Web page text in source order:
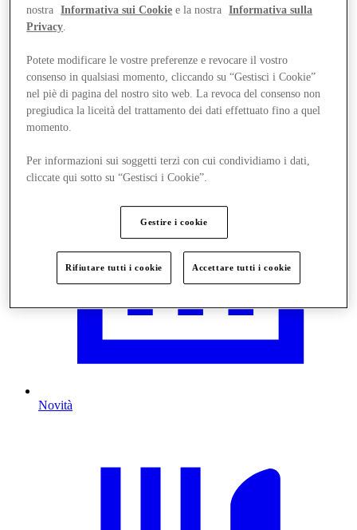
Vieni a trovarci
Novità
nostra
Informativa sui Cookie e la nostra
Informativa sulla
Privacy.
Potete modificare le vostre preferenze e revocare il vostro
consenso in qualsiasi momento, cliccando su “Gestisci i Cookie”
nel piè di pagina del nostro sito web. La revoca del consenso non
pregiudica la liceità del trattamento dei dati effettuato fino a quel
momento.
Per informazioni sui soggetti terzi con cui condividiamo i dati,
cliccate qui sotto su “Gestisci i Cookie”.
Gestire i cookie
Rifiutare tutti i cookie Accettare tutti i cookie